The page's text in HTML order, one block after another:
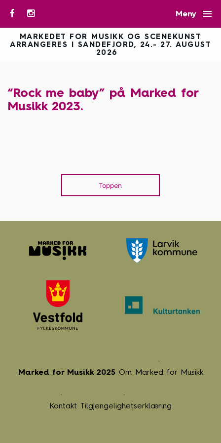
Meny 
MARKEDET FOR MUSIKK OG SCENEKUNST
ARRANGERES I SANDEFJORD, 24.- 27. AUGUST
2026
“Rock me baby” på Marked for
Musikk 2023.
Toppen
Marked for Musikk 2025 Om Marked for Musikk
Kontakt Tilgjengelighetserklæring